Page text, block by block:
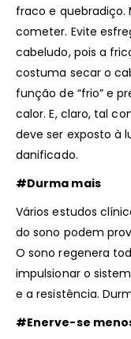
fraco e quebradiço.
cometer. Evite
cabeludo, pois a
costuma secar o
função de “frio” e
calor. E, claro, tal
deve ser exposto à
danificado.
#Durma mais
Vários estudos
do sono podem
O sono regenera
impulsionar o
e a resistência.
#Enerve-se